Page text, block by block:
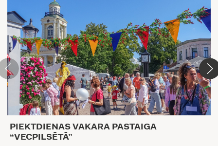
PIEKTDIENAS VAKARA PASTAIGA
“VECPILSĒTĀ”